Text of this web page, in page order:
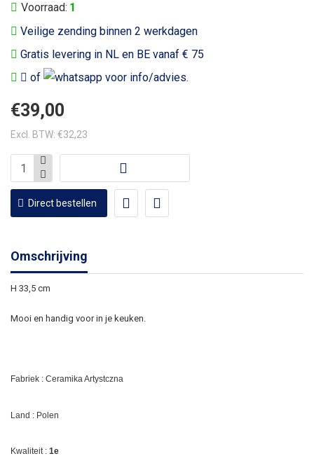
Veilige zending binnen 2 werkdagen
Gratis levering in NL en BE vanaf € 75
of
voor info/advies.
Voorraad: 1
€39,00
Excl. BTW: €32,23
Direct bestellen
Omschrijving
H 33,5 cm
Mooi en handig voor in je keuken.
Fabriek : Ceramika Artystczna
Land : Polen
Kwaliteit : 1e